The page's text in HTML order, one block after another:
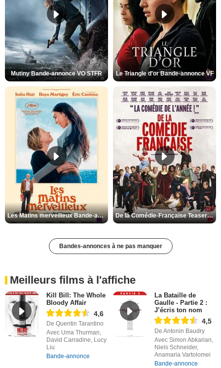
Mutiny Bande-annonce VO STFR Le Triangle d'or Bande-annonce VF
Les Matins merveilleux Bande-annonce VF De la Comédie-Française Teaser VF
Bandes-annonces à ne pas manquer
Meilleurs films à l'affiche
Kill Bill: The Whole
Bloody Affair
4,6
De Quentin Tarantino
Avec Uma Thurman,
David Carradine, Lucy
Liu
Bande-annonce
La Bataille de
Gaulle - Partie 2 :
J’écris ton nom
4,5
De Antonin Baudry
Avec Simon Abkarian,
Niels Schneider,
Anamaria Vartolomei
Bande-annonce